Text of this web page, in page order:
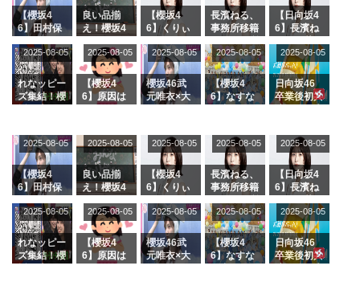
【櫻坂4
6】田村保
ージを脱い
でいた理由
良い品揃
え！櫻坂4
グル『Mak
e or Brea
k』オフィ
シャルグッ
ズ絶賛販売
【櫻坂4
6】くりぃ
の2人を手
玉に取る大
沼晶保【く
りぃむナン
タラ】
長濱ねる、
事務所移籍
属を発表
【日向坂4
6】長濱ね
ら移籍しフ
ラーム所属
に。これで
事務所に所
属している
がこちら
れなッピー
ズ集結！櫻
理子、8/6
「ラヴィッ
ト！」水曜
スタジオ出
演決定
2025-08-05
【櫻坂4
6】原因は
uddiesを
ざわつかせ
る...
2025-08-05
櫻坂46武
元唯衣×大
カップお姉
さんに恐怖
【くりぃむ
ナンタラ】
2025-08-05
【櫻坂4
6】なすな
2曲目っ
て...【ラヴ
ィット 東
京ドーム公
演】
2025-08-05
日向坂46
卒業後初共
師匠オード
リー若林さ
んと再会し
た結果･･･
【激レアさ
きた。】
2025-08-05
【櫻坂4
6】田村保
ージを脱い
でいた理由
2025-08-05
良い品揃
え！櫻坂4
グル『Mak
e or Brea
k』オフィ
シャルグッ
ズ絶賛販売
2025-08-05
【櫻坂4
6】くりぃ
の2人を手
玉に取る大
沼晶保【く
りぃむナン
タラ】
2025-08-05
長濱ねる、
事務所移籍
属を発表
2025-08-05
【日向坂4
6】長濱ね
ら移籍しフ
ラーム所属
に。これで
事務所に所
属している
2025-08-05
れなッピー
ズ集結！櫻
2025-08-05
【櫻坂4
6】原因は
2025-08-05
櫻坂46武
元唯衣×大
2025-08-05
【櫻坂4
6】なすな
2025-08-05
日向坂46
卒業後初共
2025-08-05